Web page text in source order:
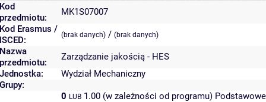
Kod
przedmiotu:
MK1S07007
Kod Erasmus /
ISCED:
(brak danych) / (brak danych)
Nazwa
przedmiotu:
Zarządzanie jakością - HES
Jednostka:
Wydział Mechaniczny
Grupy:
0 LUB 1.00 (w zależności od programu)